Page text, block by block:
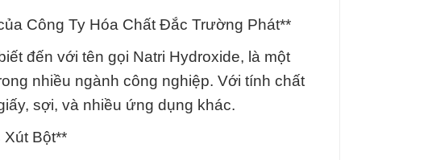
Công Ty Hóa Chất Đắc Trường Phát**
đến với tên gọi Natri Hydroxide, là một
nhiều ngành công nghiệp. Với tính chất
sợi, và nhiều ứng dụng khác.
Bột**